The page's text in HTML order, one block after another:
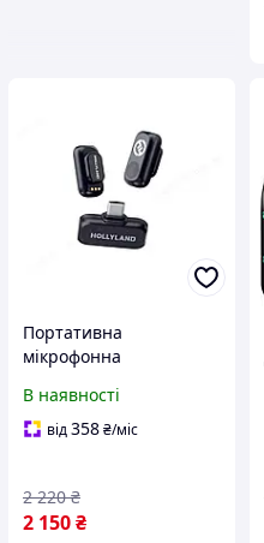
Портативна
мікрофонна
Lark A1 Mini Duo USB-C
В наявності
від358₴/міс
2 150₴
2 220 ₴